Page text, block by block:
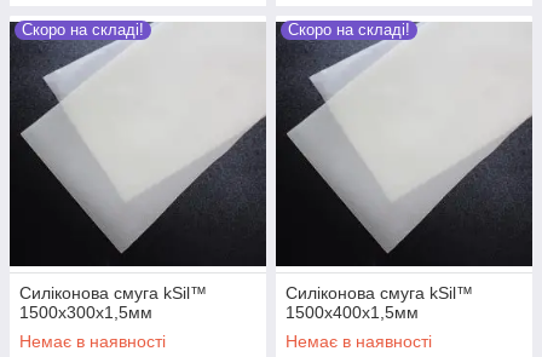
Скоро на складі!
Силіконова смуга kSil™
1500х300х1,5мм
Немає в наявності
Скоро на складі!
Силіконова смуга kSil™
1500х400х1,5мм
Немає в наявності